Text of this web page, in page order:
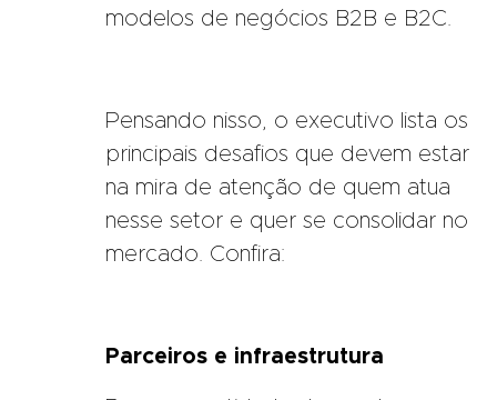
modelos de negócios B2B e B2C.
Pensando nisso, o executivo lista os
principais desafios que devem estar
na mira de atenção de quem atua
nesse setor e quer se consolidar no
mercado. Confira:
Parceiros e infraestrutura